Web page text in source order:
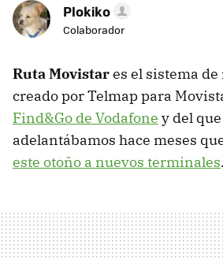
Plokiko
Colaborador
Ruta Movistares el sistema de
creado por Telmap para
Find&Go de Vodafone y del que
adelantábamos hace meses
este otoño a nuevos terminales.